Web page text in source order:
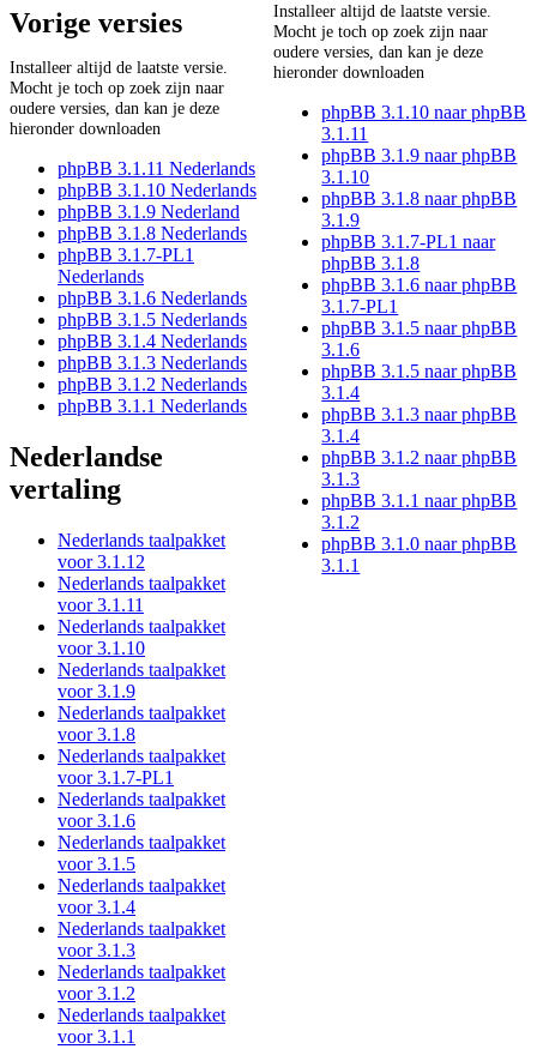
Vorige versies
Installeer altijd de laatste versie.
Mocht je toch op zoek zijn naar
oudere versies, dan kan je deze
hieronder downloaden
phpBB 3.1.11 Nederlands
phpBB 3.1.10 Nederlands
phpBB 3.1.9 Nederland
phpBB 3.1.8 Nederlands
phpBB 3.1.7-PL1
Nederlands
phpBB 3.1.6 Nederlands
phpBB 3.1.5 Nederlands
phpBB 3.1.4 Nederlands
phpBB 3.1.3 Nederlands
phpBB 3.1.2 Nederlands
phpBB 3.1.1 Nederlands
Nederlandse
vertaling
Nederlands taalpakket
voor 3.1.12
Nederlands taalpakket
voor 3.1.11
Nederlands taalpakket
voor 3.1.10
Nederlands taalpakket
voor 3.1.9
Nederlands taalpakket
voor 3.1.8
Nederlands taalpakket
voor 3.1.7-PL1
Nederlands taalpakket
voor 3.1.6
Nederlands taalpakket
voor 3.1.5
Nederlands taalpakket
voor 3.1.4
Nederlands taalpakket
voor 3.1.3
Nederlands taalpakket
voor 3.1.2
Nederlands taalpakket
voor 3.1.1
Installeer altijd de laatste versie.
Mocht je toch op zoek zijn naar
oudere versies, dan kan je deze
hieronder downloaden
phpBB 3.1.10 naar phpBB
3.1.11
phpBB 3.1.9 naar phpBB
3.1.10
phpBB 3.1.8 naar phpBB
3.1.9
phpBB 3.1.7-PL1 naar
phpBB 3.1.8
phpBB 3.1.6 naar phpBB
3.1.7-PL1
phpBB 3.1.5 naar phpBB
3.1.6
phpBB 3.1.5 naar phpBB
3.1.4
phpBB 3.1.3 naar phpBB
3.1.4
phpBB 3.1.2 naar phpBB
3.1.3
phpBB 3.1.1 naar phpBB
3.1.2
phpBB 3.1.0 naar phpBB
3.1.1